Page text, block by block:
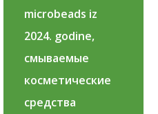
microbeads iz
2024. godine,
смываемые
косметические
средства